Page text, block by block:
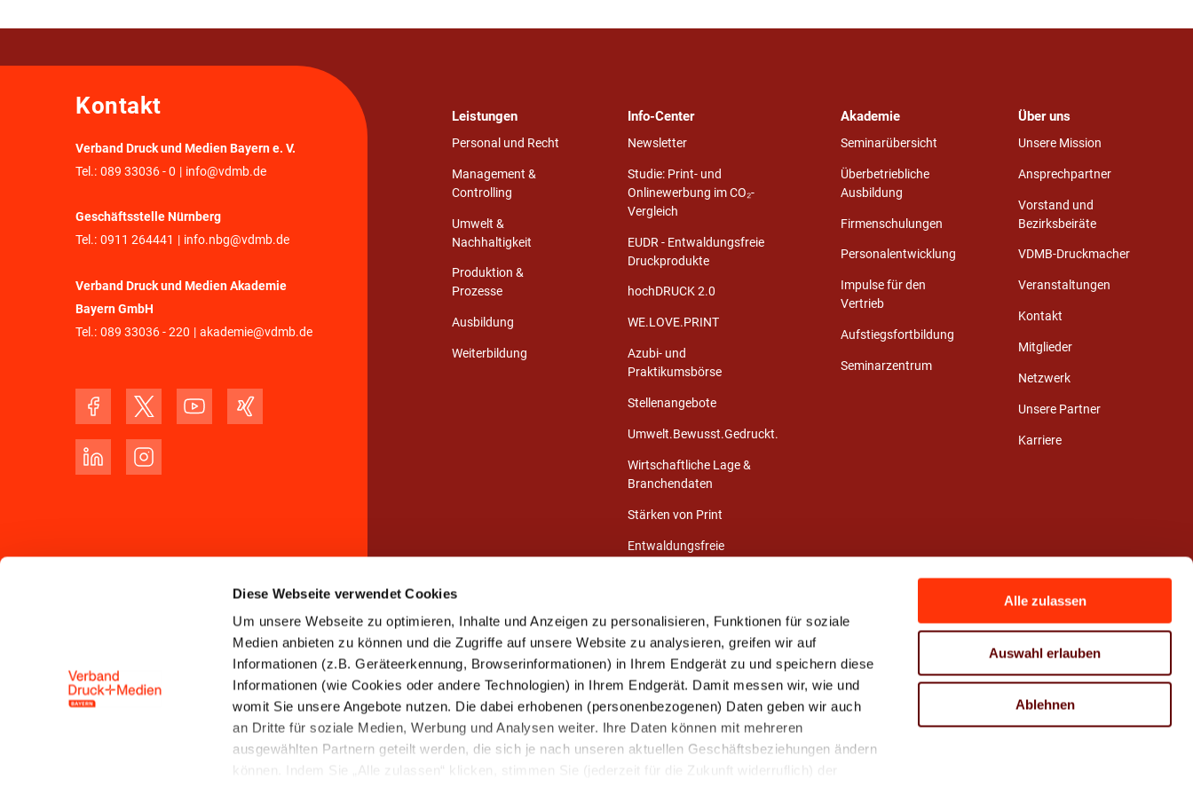
Diese Webseite verwendet Cookies
Um unsere Webseite zu optimieren, Inhalte und Anzeigen zu personalisieren, Funktionen für soziale
Medien anbieten zu können und die Zugriffe auf unsere Website zu analysieren, greifen wir auf
Informationen (z.B. Geräteerkennung, Browserinformationen) in Ihrem Endgerät zu und speichern diese
Informationen (wie Cookies oder andere Technologien) in Ihrem Endgerät. Damit messen wir, wie und
womit Sie unsere Angebote nutzen. Die dabei erhobenen (personenbezogenen) Daten geben wir auch
an Dritte für soziale Medien, Werbung und Analysen weiter. Ihre Daten können mit mehreren
ausgewählten Partnern geteilt werden, die sich je nach unseren aktuellen Geschäftsbeziehungen ändern
können. Indem Sie „Alle zulassen“ klicken, stimmen Sie (jederzeit für die Zukunft widerruflich) der
Alle zulassen
Auswahl erlauben
Ablehnen
Kontakt
Verband Druck und Medien Bayern e. V.
Tel.: 089 33036 - 0 | info@vdmb.de
Geschäftsstelle Nürnberg
Tel.: 0911 264441 | info.nbg@vdmb.de
Verband Druck und Medien Akademie
Bayern GmbH
Tel.: 089 33036 - 220 | akademie@vdmb.de
Leistungen
Personal und Recht
Management &
Controlling
Umwelt &
Nachhaltigkeit
Produktion &
Prozesse
Ausbildung
Weiterbildung
Info-Center
Newsletter
Studie: Print- und
Onlinewerbung im CO₂-
Vergleich
EUDR - Entwaldungsfreie
Druckprodukte
hochDRUCK 2.0
WE.LOVE.PRINT
Azubi- und
Praktikumsbörse
Stellenangebote
Umwelt.Bewusst.Gedruckt.
Wirtschaftliche Lage &
Branchendaten
Stärken von Print
Entwaldungsfreie
Publikationen
Akademie
Seminarübersicht
Überbetriebliche
Ausbildung
Firmenschulungen
Personalentwicklung
Impulse für den
Vertrieb
Aufstiegsfortbildung
Seminarzentrum
Über uns
Unsere Mission
Ansprechpartner
Vorstand und
Bezirksbeiräte
VDMB-Druckmacher
Veranstaltungen
Kontakt
Mitglieder
Netzwerk
Unsere Partner
Karriere
Mitglied werden
Ihre Mitgliedervorteile